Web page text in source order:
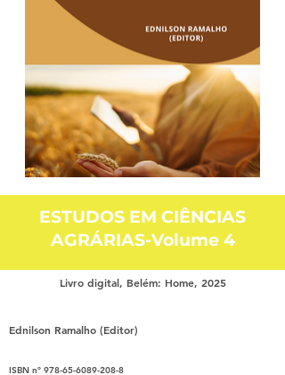
ESTUDOS EM CIÊNCIAS
AGRÁRIAS-Volume 4
Livro digital, Belém: Home, 2025
Ednilson Ramalho (Editor)
ISBN nº 978-65-6089-208-8